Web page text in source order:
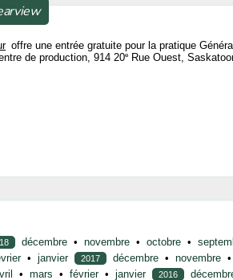
offre une entrée gratuite pour la pratique
de production, 914 20e Rue Ouest,
décembre • novembre • octobre •
• janvier 2017 décembre • novembre •
• mars • février • janvier 2016